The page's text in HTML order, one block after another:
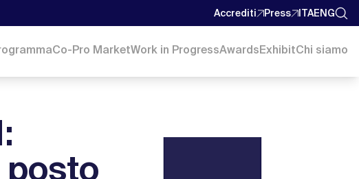
Accrediti Press ITAENG
Co-Pro MarketWork in ProgressAwardsExhibitChi siamo